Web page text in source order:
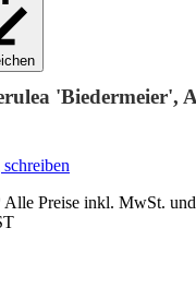
'Biedermeier',
Preise inkl. MwSt. und